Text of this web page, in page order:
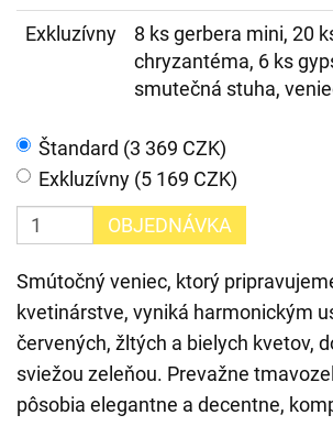
Exkluzívny
8 ks gerbera mini, 20
chryzantéma, 6 ks
smutečná stuha,
Štandard (3 369 CZK)
Exkluzívny (5 169 CZK)
OBJEDNÁVKA
Smútočný veniec, ktorý
kvetinárstve, vyniká harmonickým
červených, žltých a bielych kvetov,
sviežou zeleňou. Prevažne
pôsobia elegantne a decentne,